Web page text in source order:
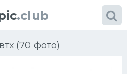
.club
(70 фото)